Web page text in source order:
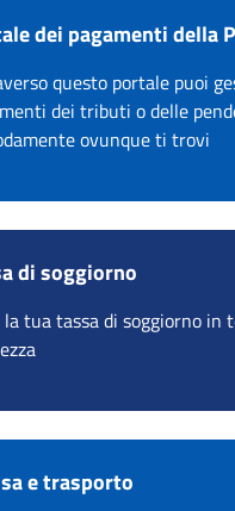
dei pagamenti della
questo portale puoi
dei tributi o delle
ovunque ti trovi
di soggiorno
la tua tassa di soggiorno in
e trasporto